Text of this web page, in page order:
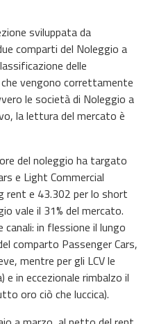
sviluppata da
comparti del Noleggio a
delle
vengono correttamente
le società di Noleggio a
la lettura del mercato è
del noleggio ha targato
e Light Commercial
rent e 43.302 per lo short
vale il 31% del mercato.
in flessione il lungo
comparto Passenger Cars,
mentre per gli LCV le
in eccezionale rimbalzo il
oro ciò che luccica).